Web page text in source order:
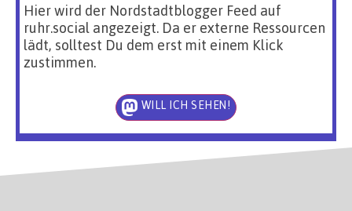
Hier wird der Nordstadtblogger Feed auf
ruhr.social angezeigt. Da er externe Ressourcen
lädt, solltest Du dem erst mit einem Klick
zustimmen.
WILL ICH SEHEN!